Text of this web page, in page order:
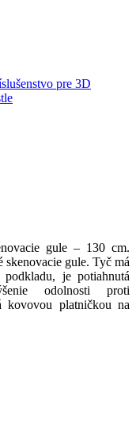
pre 3D
gule – 130 cm.
skenovacie gule. Tyč má
je potiahnutá
odolnosti proti
kovovou platničkou na